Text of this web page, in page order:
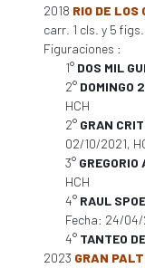
2018 RIO DE LOS
carr. 1 cls. y 5
Figuraciones :
1° DOS MIL
2° DOMINGO
HCH
2° GRAN
02/10/2021,
3°
HCH
4° RAUL
Fecha: 24/04/
4° TANTEO
2023 GRAN